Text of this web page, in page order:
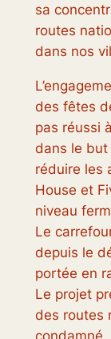
sa
routes
dans nos
des fêtes
pas réussi
dans le but
réduire les
House et
niveau
Le
depuis le
portée en
Le projet
des routes